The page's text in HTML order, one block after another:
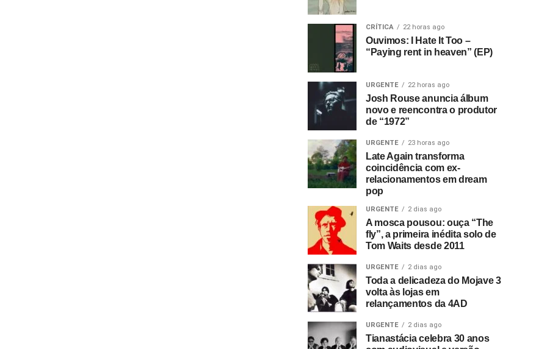
CRÍTICA 22 horas ago
Ouvimos: I Hate It Too –
“Paying rent in heaven” (EP)
URGENTE 22 horas ago
Josh Rouse anuncia álbum
novo e reencontra o produtor
de “1972”
URGENTE 23 horas ago
Late Again transforma
coincidência com ex-
relacionamentos em dream
pop
URGENTE 2 dias ago
A mosca pousou: ouça “The
fly”, a primeira inédita solo de
Tom Waits desde 2011
URGENTE 2 dias ago
Toda a delicadeza do Mojave 3
volta às lojas em
relançamentos da 4AD
URGENTE 2 dias ago
Tianastácia celebra 30 anos